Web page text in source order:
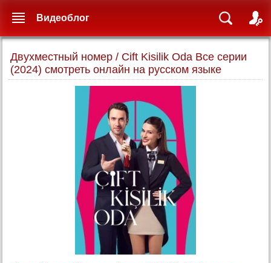
Двухместный номер / Cift Kisilik Oda Все серии
(2024) смотреть онлайн на русском языке
Видеоблог